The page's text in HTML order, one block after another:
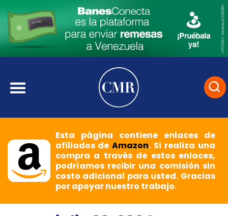
Esta página contiene enlaces de
afiliados deAmazon. Si realiza una
compra a través de estos enlaces,
podríamos recibir una comisión sin
costo adicional para usted. Gracias
por apoyar nuestro trabajo.